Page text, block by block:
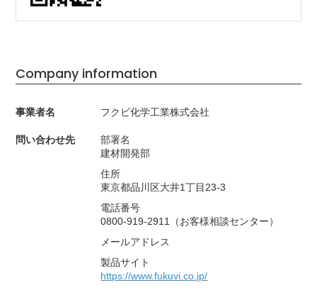
Company information
事業者名 フクビ化学工業株式会社
問い合わせ先
部署名
建材開発部
住所
東京都品川区大井1丁目23-3
電話番号
0800-919-2911（お客様相談センター）
メールアドレス
製品サイト
https://www.fukuvi.co.jp/